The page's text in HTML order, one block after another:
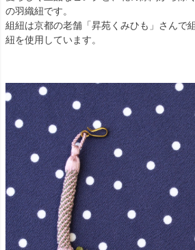
の羽織紐です。
組紐は京都の老舗「昇苑くみひも」さんで
紐を使用しています。